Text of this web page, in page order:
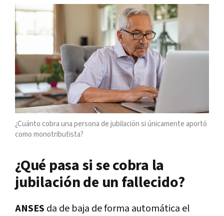
¿Cuánto cobra una persona de jubilación si únicamente aportó
como monotributista?
¿Qué pasa si se cobra la
jubilación de un fallecido?
ANSES da de baja de forma automática el